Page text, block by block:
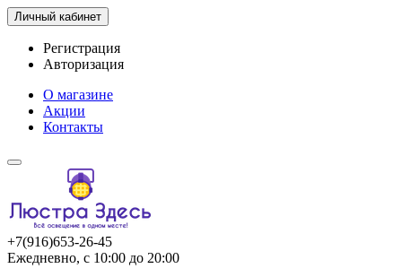
Личный кабинет
Регистрация
Авторизация
О магазине
Акции
Контакты
+7(916)653-26-45
Ежедневно, с 10:00 до 20:00